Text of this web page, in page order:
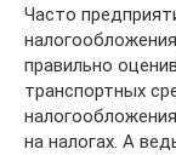
Часто
правильно
транспортных
на налогах. А